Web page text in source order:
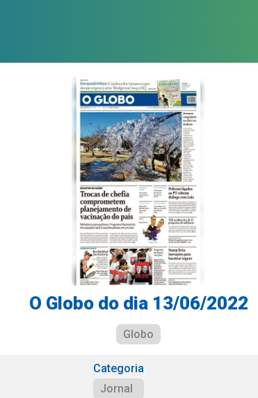
O Globo do dia 13/06/2022
Globo
Categoria
Jornal